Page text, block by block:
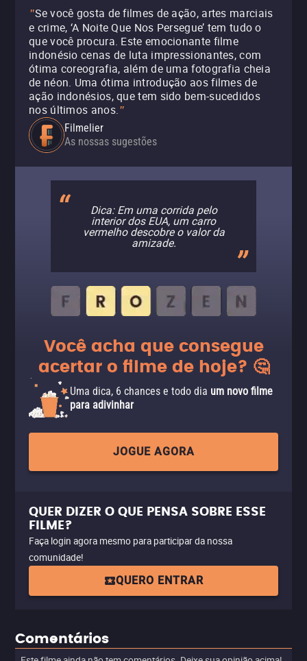
"Se você gosta de filmes de ação, artes marciais
e crime, ‘A Noite Que Nos Persegue’ tem tudo o
que você procura. Este emocionante filme
indonésio cenas de luta impressionantes, com
ótima coreografia, além de uma fotografia cheia
de néon. Uma ótima introdução aos filmes de
ação indonésios, que tem sido bem-sucedidos
nos últimos anos."
Filmelier
As nossas sugestões
Dica: Em uma corrida pelo
interior dos EUA, um carro
vermelho descobre o valor da
amizade.
Você acha que consegue
acertar o filme de hoje? 🤔
Uma dica, 6 chances e todo dia um novo filme
para adivinhar
JOGUE AGORA
QUER DIZER O QUE PENSA SOBRE ESSE
FILME?
Faça login agora mesmo para participar da nossa
comunidade!
QUERO ENTRAR
Comentários